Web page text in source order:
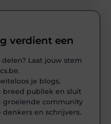
verdient een
Laat jouw stem
je blogs,
breed publiek en sluit
groeiende community
denkers en schrijvers.